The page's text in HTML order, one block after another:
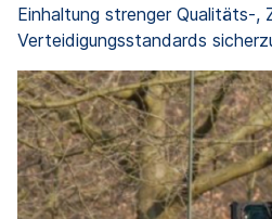
Einhaltung strenger Qualitäts-,
Verteidigungsstandards